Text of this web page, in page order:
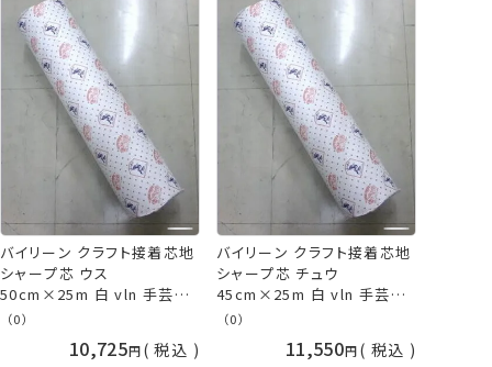
バイリーン クラフト接着芯地
シャープ芯 ウス
50cm×25m 白 vln 手芸の
山久
（0）
10,725 税込
バイリーン クラフト接着芯地
シャープ芯 チュウ
45cm×25m 白 vln 手芸の
山久
（0）
11,550 税込